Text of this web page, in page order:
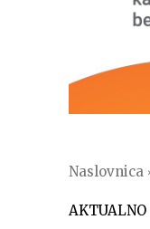
Naslovnica
AKTUALNO